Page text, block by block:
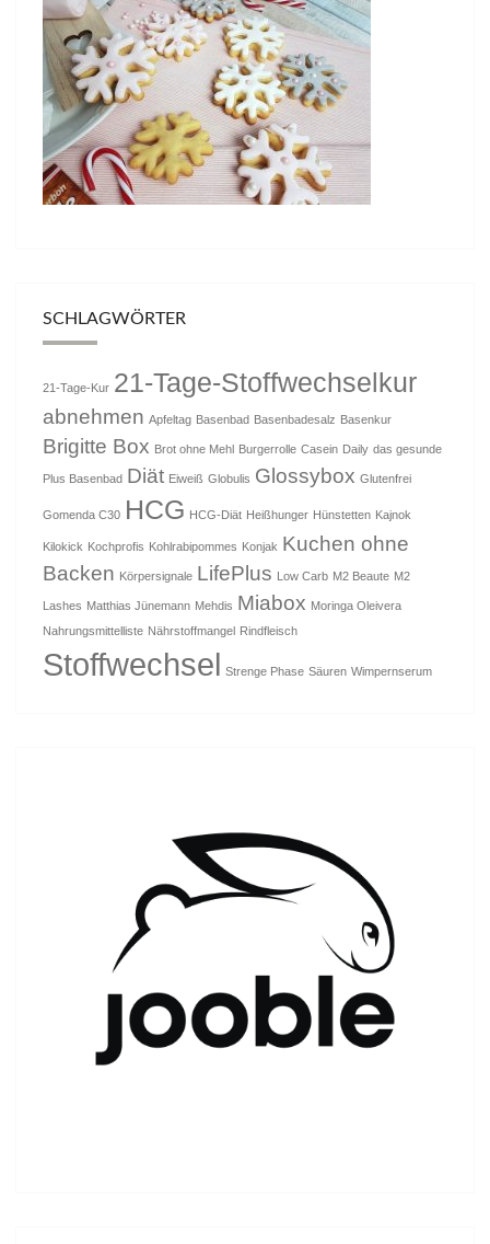
SCHLAGWÖRTER
21-Tage-Kur 21-Tage-Stoffwechselkur
abnehmen Apfeltag Basenbad Basenbadesalz Basenkur
Brigitte Box Brot ohne Mehl Burgerrolle Casein Daily das gesunde
Plus Basenbad Diät Eiweiß Globulis Glossybox Glutenfrei
Gomenda C30 HCG HCG-Diät Heißhunger Hünstetten Kajnok
Kilokick Kochprofis Kohlrabipommes Konjak Kuchen ohne
Backen Körpersignale LifePlus Low Carb M2 Beaute M2
Lashes Matthias Jünemann Mehdis Miabox Moringa Oleivera
Nahrungsmittelliste Nährstoffmangel Rindfleisch
Stoffwechsel Strenge Phase Säuren Wimpernserum